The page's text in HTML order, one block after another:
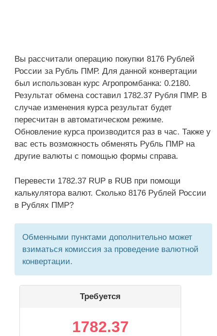
Вы рассчитали операцию покупки 8176 Рублей
России за Рубль ПМР. Для данной конвертации
был использован курс Агропромбанка: 0.2180.
Результат обмена составил 1782.37 Рубля ПМР. В
случае изменения курса результат будет
пересчитан в автоматическом режиме.
Обновление курса производится раз в час. Также у
вас есть возможность обменять Рубль ПМР на
другие валюты с помощью формы справа.
Перевести 1782.37 RUP в RUB при помощи
калькулятора валют. Сколько 8176 Рублей России
в Рублях ПМР?
Обменными пунктами дополнительно может
взиматься комиссия за проведение валютной
конвертации.
Требуется
1782.37